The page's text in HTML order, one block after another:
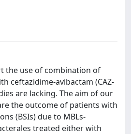
the use of combination of
ceftazidime-avibactam (CAZ-
are lacking. The aim of our
the outcome of patients with
(BSIs) due to MBLs-
treated either with